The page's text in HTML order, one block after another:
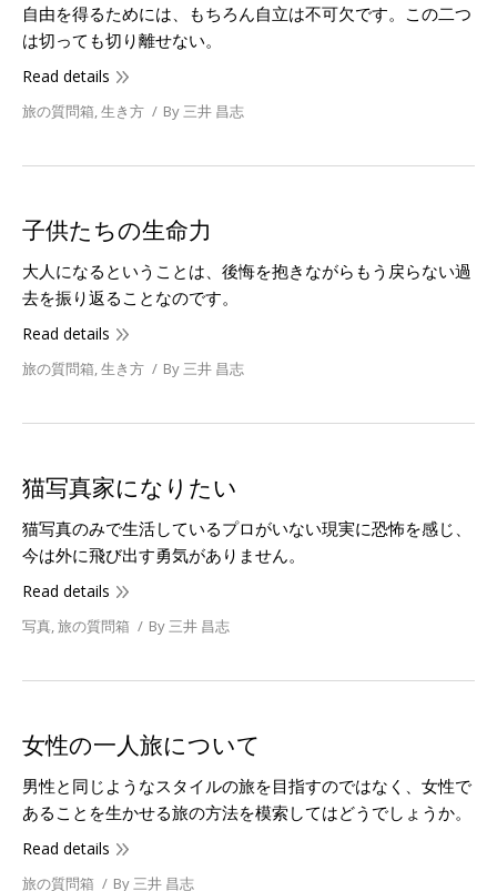
自由を得るためには、もちろん自立は不可欠です。この二つ
は切っても切り離せない。
Read details
旅の質問箱,生き方 By 三井 昌志
子供たちの生命力
大人になるということは、後悔を抱きながらもう戻らない過
去を振り返ることなのです。
Read details
旅の質問箱,生き方 By 三井 昌志
猫写真家になりたい
猫写真のみで生活しているプロがいない現実に恐怖を感じ、
今は外に飛び出す勇気がありません。
Read details
写真,旅の質問箱 By 三井 昌志
女性の一人旅について
男性と同じようなスタイルの旅を目指すのではなく、女性で
あることを生かせる旅の方法を模索してはどうでしょうか。
Read details
旅の質問箱 By 三井 昌志